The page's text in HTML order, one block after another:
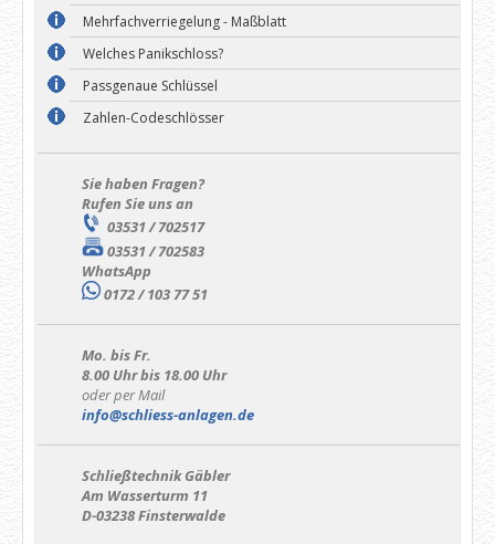
Mehrfachverriegelung - Maßblatt
Welches Panikschloss?
Passgenaue Schlüssel
Zahlen-Codeschlösser
Sie haben Fragen?
Rufen Sie uns an
03531 / 702517
03531 / 702583
WhatsApp
0172 / 103 77 51
Mo. bis Fr.
8.00 Uhr bis 18.00 Uhr
oder per Mail
info@schliess-anlagen.de
Schließtechnik Gäbler
Am Wasserturm 11
D-03238 Finsterwalde